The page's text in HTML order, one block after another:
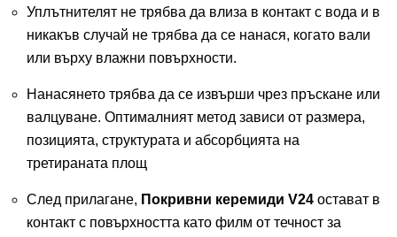
Уплътнителят не трябва да влиза в контакт с вода и в
никакъв случай не трябва да се нанася, когато вали
или върху влажни повърхности.
Нанасянето трябва да се извърши чрез пръскане или
валцуване. Оптималният метод зависи от размера,
позицията, структурата и абсорбцията на
третираната площ
След прилагане, Покривни керемиди V24 остават в
контакт с повърхността като филм от течност за